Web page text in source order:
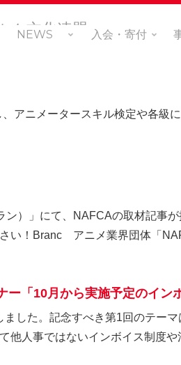
NEWS 入会・寄付
アニメータースキル検定や各級
）」にて、NAFCAの取材記事
い！Branc アニメ業界団体「
「10月から実施予定のイン
した。記念すべき第1回のテー
他人事ではないインボイス制度